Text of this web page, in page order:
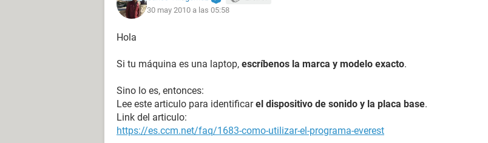
de la tarjeta pero no emitir ningunsonido? si las respuestas son si entonces quiere decir
son no, lamentablemente esta tarjeta esta dañada en la parte de sonido o nose...
30 may 2010 a las 05:58
Hola
Si tu máquina es una laptop, escríbenos la marca y modelo exacto.
Sino lo es, entonces:
Lee este articulo para identificarel dispositivo de sonido y la placa base.
Link del articulo:
https://es.ccm.net/faq/1683-como-utilizar-el-programa-everest